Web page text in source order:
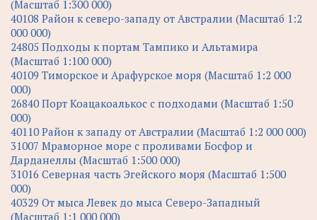
(Масштаб 1:300 000)
40108 Район к северо-западу от Австралии (Масштаб 1:2
000 000)
24805 Подходы к портам Тампико и Альтамира
(Масштаб 1:100 000)
40109 Тиморское и Арафурское моря (Масштаб 1:2 000
000)
26840 Порт Коацакоалькос с подходами (Масштаб 1:50
000)
40110 Район к западу от Австралии (Масштаб 1:2 000 000)
31007 Мраморное море с проливами Босфор и
Дарданеллы (Масштаб 1:500 000)
31016 Северная часть Эгейского моря (Масштаб 1:500
000)
40329 От мыса Левек до мыса Северо-Западный
(Масштаб 1:1 000 000)